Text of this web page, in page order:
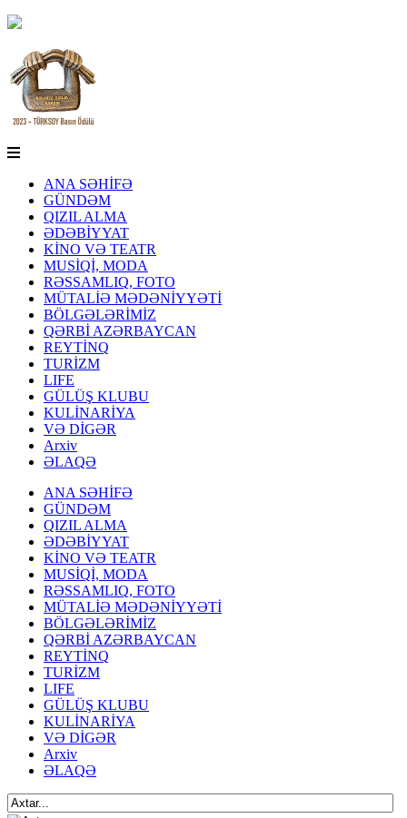
ANA SƏHİFƏ
GÜNDƏM
QIZIL ALMA
ƏDƏBİYYAT
KİNO VƏ TEATR
MUSİQİ, MODA
RƏSSAMLIQ, FOTO
MÜTALİƏ MƏDƏNİYYƏTİ
BÖLGƏLƏRİMİZ
QƏRBİ AZƏRBAYCAN
REYTİNQ
TURİZM
LIFE
GÜLÜŞ KLUBU
KULİNARİYA
VƏ DİGƏR
Arxiv
ƏLAQƏ
ANA SƏHİFƏ
GÜNDƏM
QIZIL ALMA
ƏDƏBİYYAT
KİNO VƏ TEATR
MUSİQİ, MODA
RƏSSAMLIQ, FOTO
MÜTALİƏ MƏDƏNİYYƏTİ
BÖLGƏLƏRİMİZ
QƏRBİ AZƏRBAYCAN
REYTİNQ
TURİZM
LIFE
GÜLÜŞ KLUBU
KULİNARİYA
VƏ DİGƏR
Arxiv
ƏLAQƏ